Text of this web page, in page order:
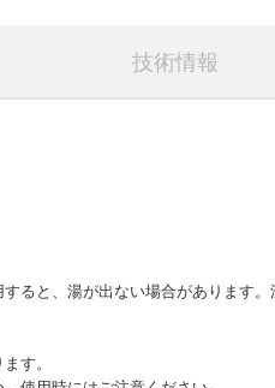
技術情報
ると、湯が出ない場合があります
す。